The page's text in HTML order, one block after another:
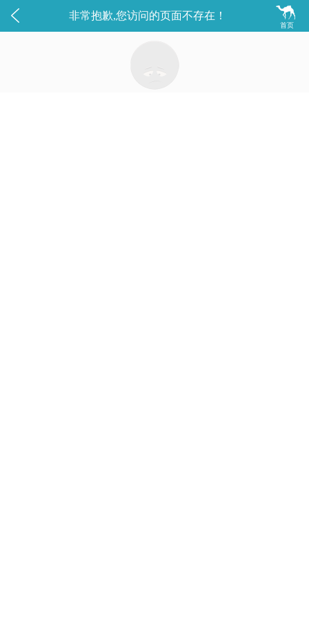
 
首页
非常抱歉,您访问的页面不存在！